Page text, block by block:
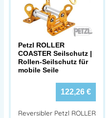
Petzl ROLLER
COASTER Seilschutz |
Rollen-Seilschutz für
mobile Seile
122,26 €
Reversibler Petzl ROLLER